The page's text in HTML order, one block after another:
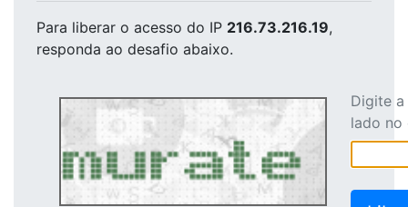
Para liberar o acesso do IP 216.73.216.19,
responda ao desafio abaixo.
Digite
lado no